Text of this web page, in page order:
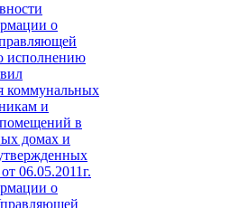
о
исполнению
коммунальных
и
помещений в
домах и
06.05.2011г.
о